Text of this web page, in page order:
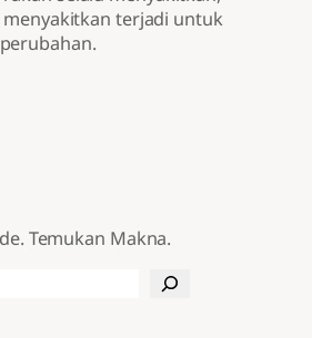
terjadi untuk
Temukan Makna.